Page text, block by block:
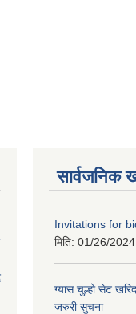
सार्वजनिक
Invitations for
मिति: 01/26/
ग्यास चुल्हो सेट
जरुरी सुचना